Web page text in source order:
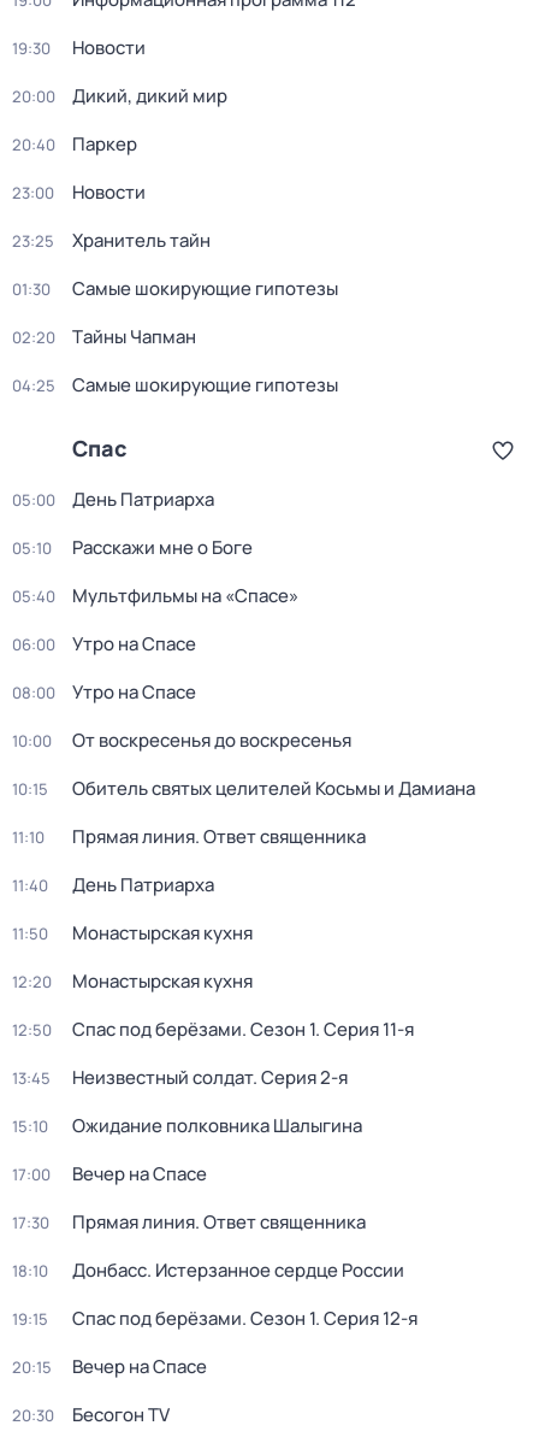
19:30 Новости
20:00 Дикий, дикий мир
20:40 Паркер
23:00 Новости
23:25 Хранитель тайн
01:30 Самые шoкиpующие гипотезы
02:20 Тaйны Чапман
04:25 Самые шoкиpующие гипотезы
Спас
05:00 Дeнь Патриаpха
05:10 Расскажи мне о Боге
05:40 Мультфильмы на «Спасе»
06:00 Утро на Спасе
08:00 Утро на Спасе
10:00 От воскресенья до воскресенья
10:15 Обитель святых целителей Косьмы и Дамиана
11:10 Прямая линия. Ответ священника
11:40 Дeнь Патриаpха
11:50 Монастырская кухня
12:20 Монастырская кухня
12:50 Спас под берёзами. Сезон 1. Серия 11-я
13:45 Неизвестный солдат. Серия 2-я
15:10 Ожидание полковника Шалыгина
17:00 Вечер на Спасе
17:30 Прямая линия. Ответ священника
18:10 Донбасс. Истерзанное сердце России
19:15 Спас под берёзами. Сезон 1. Серия 12-я
20:15 Вечер на Спасе
20:30 Бесогон TV